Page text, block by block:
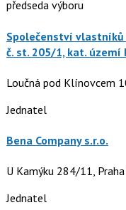
předseda výboru
Společenství vlastníků
č. st. 205/1, kat. území
Loučná pod Klínovcem
Jednatel
Bena Company s.r.o.
U Kamýku 284/11,
Jednatel